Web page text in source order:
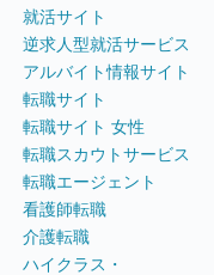
就活サイト
逆求人型就活サービス
アルバイト情報サイト
転職サイト
転職サイト 女性
転職スカウトサービス
転職エージェント
看護師転職
介護転職
ハイクラス・